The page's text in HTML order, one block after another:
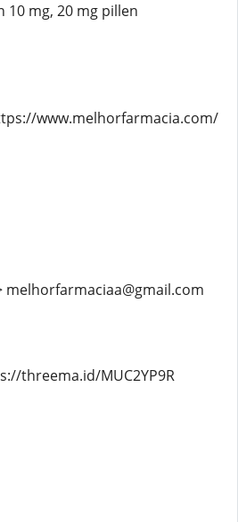
10 mg, 20 mg pillen
www.melhorfarmacia.com/
melhorfarmaciaa@gmail.com
threema.id/MUC2YP9R